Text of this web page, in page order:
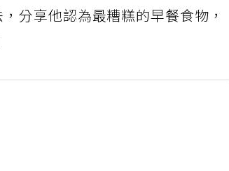
分享他認為最糟糕的早餐食物，